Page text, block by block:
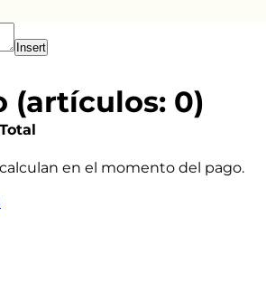
Insert
(artículos: 0)
Total
en el momento del pago.